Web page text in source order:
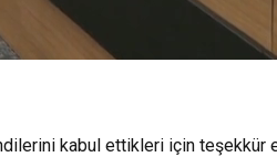
kabul ettikleri için